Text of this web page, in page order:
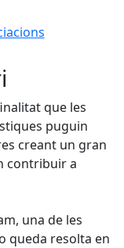
que les
puguin
creant un gran
contribuir a
una de les
queda resolta en